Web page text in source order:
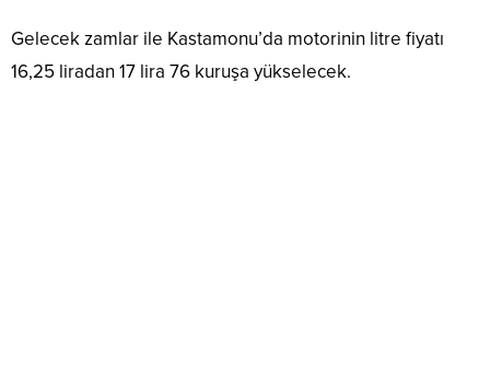
Gelecek zamlar ile Kastamonu’da motorinin litre fiyatı
16,25 liradan 17 lira 76 kuruşa yükselecek.